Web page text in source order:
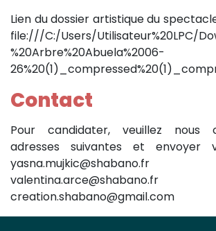
Lien du dossier artistique du
file:///C:/Users/Utilisateur%20LPC/
%20Arbre%20Abuela%2006-
Contact
Pour candidater, veuillez nous
adresses suivantes et
yasna.mujkic@shabano.fr
valentina.arce@shabano.fr
creation.shabano@gmail.com